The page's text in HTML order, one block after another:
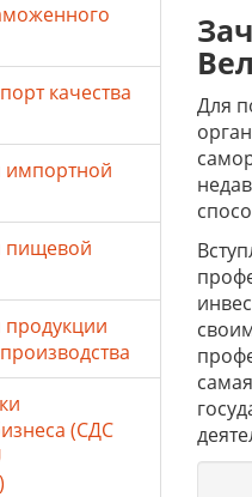
Для
качества
импортной
пищевой
(СДС